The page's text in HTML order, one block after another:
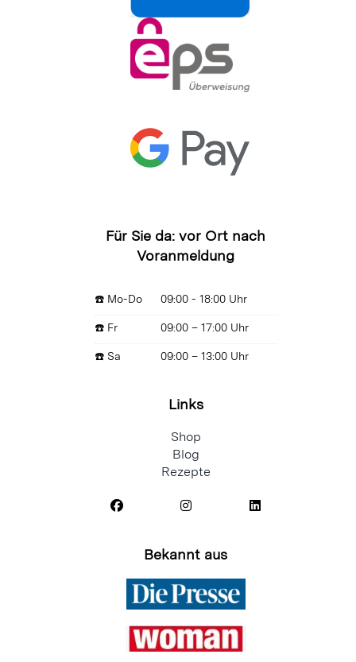
Für Sie da: vor Ort nach
Voranmeldung
☎️ Mo-Do 09:00 - 18:00 Uhr
☎️ Fr 09:00 – 17:00 Uhr
☎️ Sa 09:00 – 13:00 Uhr
Links
Shop
Blog
Rezepte
Bekannt aus